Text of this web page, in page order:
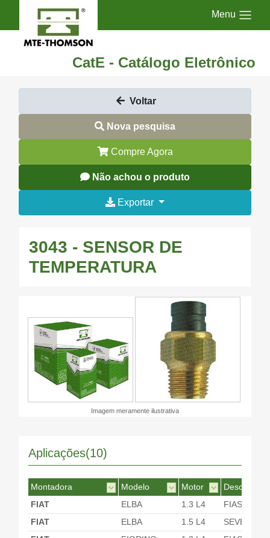
Menu
CatE - Catálogo Eletrônico
Voltar
Nova pesquisa
Compre Agora
Não achou o produto
Exportar
3043 - SENSOR DE
TEMPERATURA
Imagem meramente ilustrativa
Aplicações(10)
Montadora Modelo Motor
Desc. Motor
FIAT
ELBA 1.3 L4
FIASA
FIAT
ELBA 1.5 L4
SEVEL